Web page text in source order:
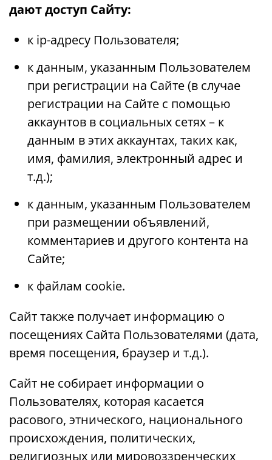
дают доступ Сайту:
к ip-адресу Пользователя;
к данным, указанным Пользователем
при регистрации на Сайте (в случае
регистрации на Сайте с помощью
аккаунтов в социальных сетях – к
данным в этих аккаунтах, таких как,
имя, фамилия, электронный адрес и
т.д.);
к данным, указанным Пользователем
при размещении объявлений,
комментариев и другого контента на
Сайте;
к файлам cookie.
Сайт также получает информацию о
посещениях Сайта Пользователями (дата,
время посещения, браузер и т.д.).
Сайт не собирает информации о
Пользователях, которая касается
расового, этнического, национального
происхождения, политических,
религиозных или мировоззренческих